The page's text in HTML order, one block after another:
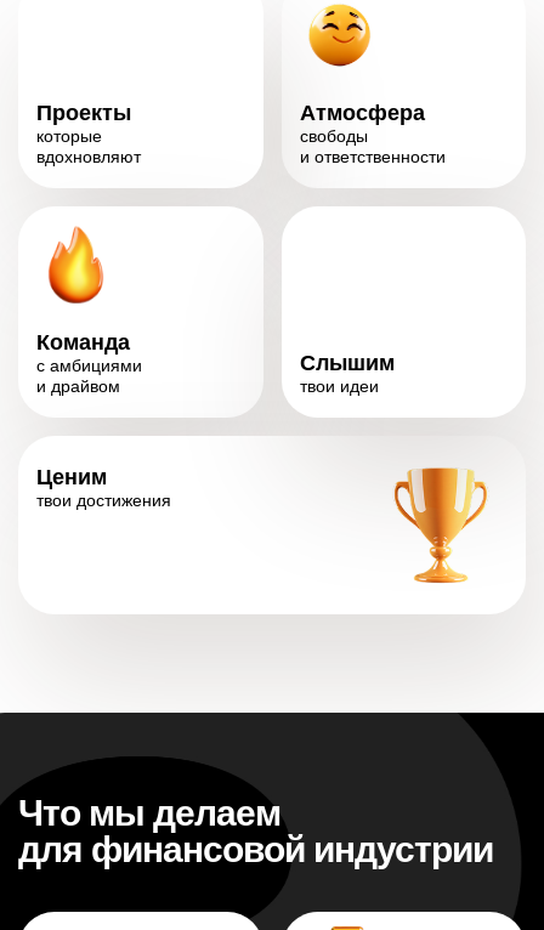
Атмосфера
свободы
и ответственности
Проекты
которые
вдохновляют
Команда
с амбициями
и драйвом
Ценим
твои достижения
Слышим
твои идеи
Что мы делаем
для финансовой индустрии